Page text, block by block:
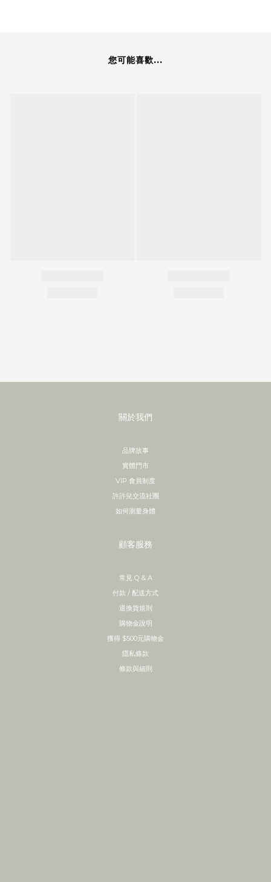
您可能喜歡...
關於我們
品牌故事
實體門市
VIP 會員制度
許許兒交流社團
如何測量身體
顧客服務
常見 Q & A
付款 / 配送方式
退換貨規則
購物金說明
獲得 $500元購物金
隱私條款
條款與細則